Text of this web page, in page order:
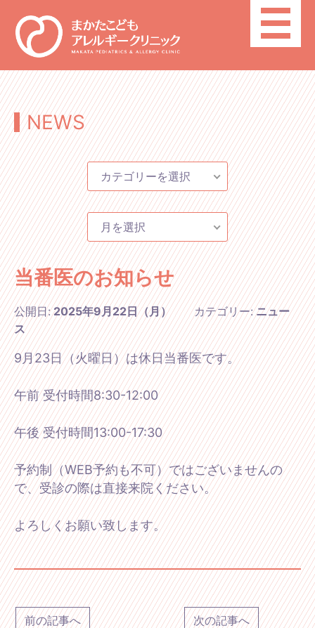
toggle
NEWS
カテゴリーを選択
月を選択
当番医のお知らせ
公開日:2025年9月22日（月） カテゴリー:ニュー
ス
9月23日（火曜日）は休日当番医です。
午前 受付時間8:30-12:00
午後 受付時間13:00-17:30
予約制（WEB予約も不可）ではございませんの
で、受診の際は直接来院ください。
よろしくお願い致します。
前の記事へ 次の記事へ